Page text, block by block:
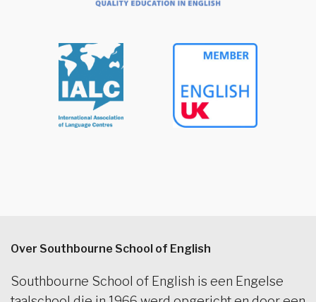
Over Southbourne School of English
Southbourne School of English is een Engelse